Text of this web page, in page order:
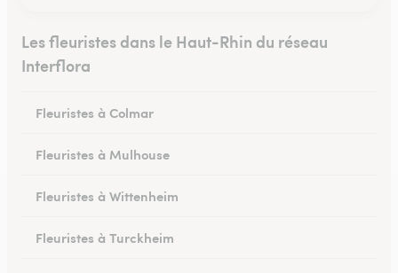
Les fleuristes dans le Haut-Rhin du réseau
Interflora
Fleuristes à Colmar
Fleuristes à Mulhouse
Fleuristes à Wittenheim
Fleuristes à Turckheim